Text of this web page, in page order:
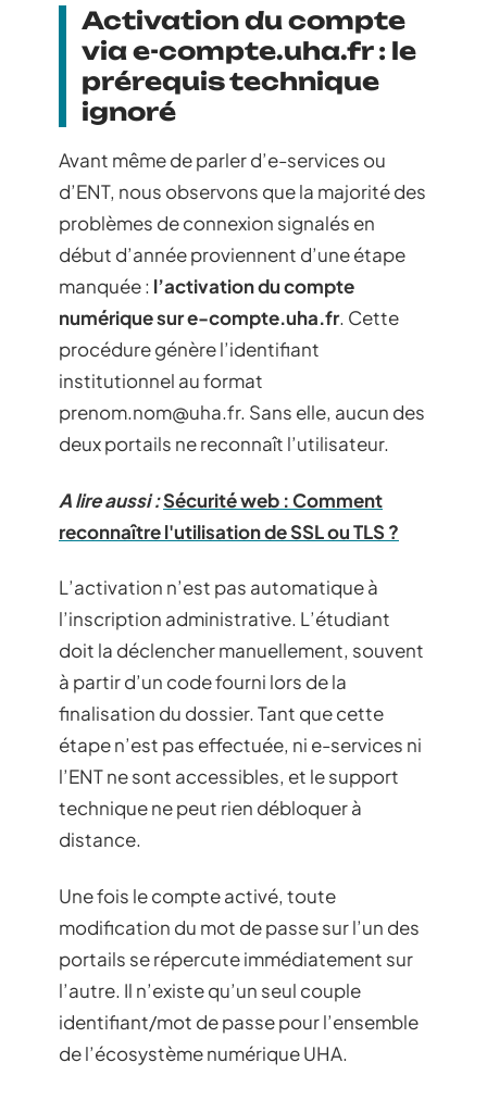
Activation du compte
via e-compte.uha.fr : le
prérequis technique
ignoré
Avant même de parler d’e-services ou
d’ENT, nous observons que la majorité des
problèmes de connexion signalés en
début d’année proviennent d’une étape
manquée : l’activation du compte
numérique sur e-compte.uha.fr. Cette
procédure génère l’identifiant
institutionnel au format
prenom.nom@uha.fr. Sans elle, aucun des
deux portails ne reconnaît l’utilisateur.
A lire aussi :Sécurité web : Comment
reconnaître l'utilisation de SSL ou TLS ?
L’activation n’est pas automatique à
l’inscription administrative. L’étudiant
doit la déclencher manuellement, souvent
à partir d’un code fourni lors de la
finalisation du dossier. Tant que cette
étape n’est pas effectuée, ni e-services ni
l’ENT ne sont accessibles, et le support
technique ne peut rien débloquer à
distance.
Une fois le compte activé, toute
modification du mot de passe sur l’un des
portails se répercute immédiatement sur
l’autre. Il n’existe qu’un seul couple
identifiant/mot de passe pour l’ensemble
de l’écosystème numérique UHA.